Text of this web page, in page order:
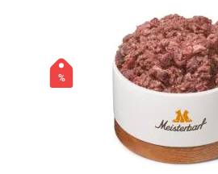
%